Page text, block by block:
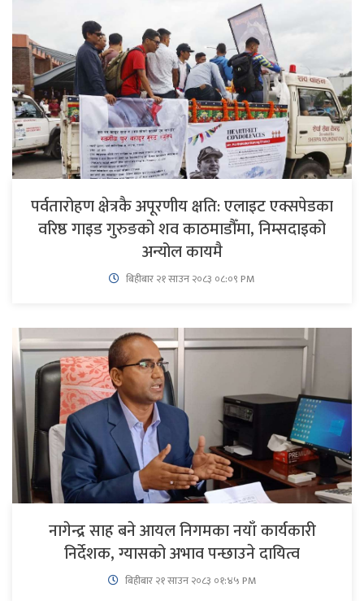
पर्वतारोहण क्षेत्रकै अपूरणीय क्षति: एलाइट एक्सपेडका
वरिष्ठ गाइड गुरुङको शव काठमाडौँमा, निम्सदाइको
अन्योल कायमै
बिहीबार २१ साउन २०८३ ०८:०९ PM
नागेन्द्र साह बने आयल निगमका नयाँ कार्यकारी
निर्देशक, ग्यासको अभाव पन्छाउने दायित्व
बिहीबार २१ साउन २०८३ ०१:४५ PM